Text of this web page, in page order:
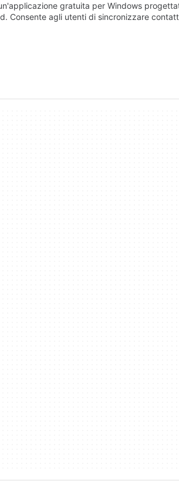
gratuita per Windows
Consente agli utenti di sincronizzare